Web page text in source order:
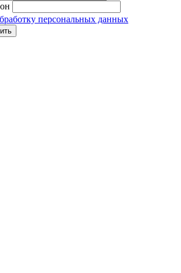
персональных данных